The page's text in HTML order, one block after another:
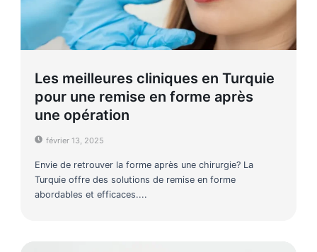
Les meilleures cliniques en Turquie
pour une remise en forme après
une opération
février 13, 2025
Envie de retrouver la forme après une chirurgie? La
Turquie offre des solutions de remise en forme
abordables et efficaces....